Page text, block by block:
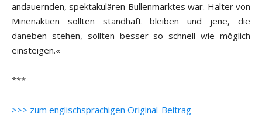
andauernden, spektakulären Bullenmarktes war. Halter von
Minenaktien sollten standhaft bleiben und jene, die
daneben stehen, sollten besser so schnell wie möglich
einsteigen.«
***
>>> zum englischsprachigen Original-Beitrag